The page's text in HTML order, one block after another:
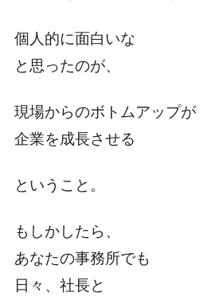
個人的に面白いな
と思ったのが、
現場からのボトムアップが
企業を成長させる
ということ。
もしかしたら、
あなたの事務所でも
日々、社長と